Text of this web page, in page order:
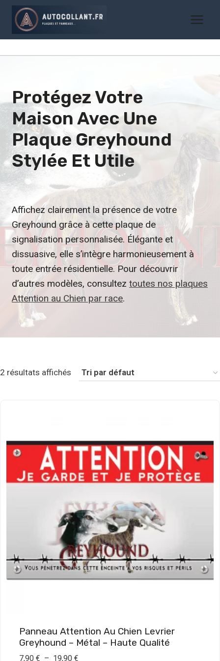
Aller
contenu
Protégez Votre
Maison Avec Une
Plaque Greyhound
Stylée Et Utile
Affichez clairement la présence de votre
Greyhound grâce à cette plaque de
signalisation personnalisée. Élégante et
dissuasive, elle s’intègre harmonieusement à
toute entrée résidentielle. Pour découvrir
d’autres modèles, consultez toutes nos plaques
Attention au Chien par race.
2 résultats affichés
Panneau Attention Au Chien Levrier
Greyhound – Métal – Haute Qualité
7,90 € – 19,90 €P